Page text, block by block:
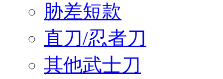
胁差短款
直刀/忍者刀
其他武士刀